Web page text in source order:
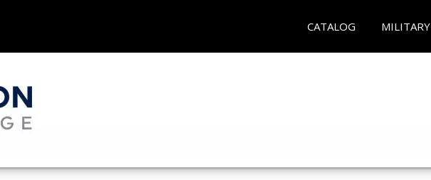
CATALOG MILITARY